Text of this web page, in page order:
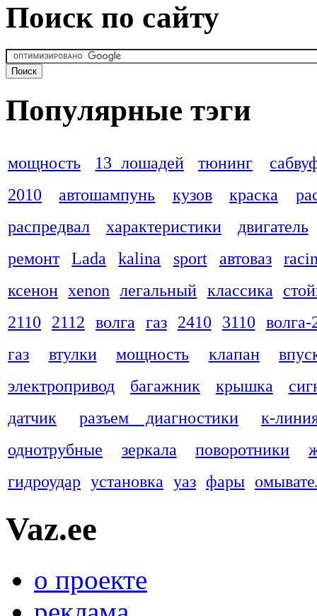
Поиск по сайту
Популярные тэги
мощность 13 лошадей тюнинг
2010
автошампунь кузов краска
распредвал
характеристики
двигатель
ремонт
Lada kalina sport автоваз
ксенон xenon легальный классика
2110
2112 волга газ 2410 3110 волга-
газ
втулки мощность клапан
электропривод
багажник крышка
датчик
разъем диагностики
к-
однотрубные
зеркала поворотники
гидроудар установка уаз фары
Vaz.ee
о проекте